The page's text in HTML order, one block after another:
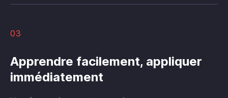
03
Apprendre facilement, appliquer
immédiatement